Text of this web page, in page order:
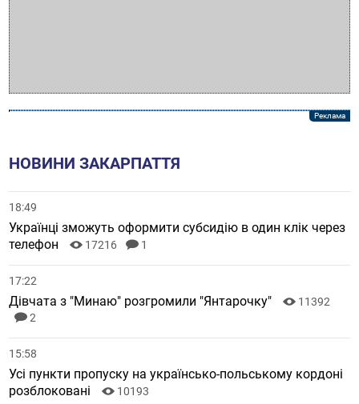
НОВИНИ ЗАКАРПАТТЯ
18:49
Українці зможуть оформити субсидію в один клік через
телефон
17216 1
17:22
Дівчата з "Минаю" розгромили "Янтарочку"
11392
2
15:58
Усі пункти пропуску на українсько-польському кордоні
розблоковані
10193